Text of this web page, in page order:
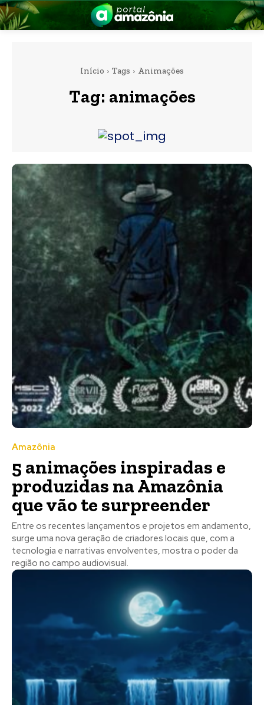
Amazônia
Início Tags Animações
Tag: animações
Amazônia
5 animações inspiradas e
produzidas na Amazônia
que vão te surpreender
Entre os recentes lançamentos e projetos em andamento,
surge uma nova geração de criadores locais que, com a
tecnologia e narrativas envolventes, mostra o poder da
região no campo audiovisual.